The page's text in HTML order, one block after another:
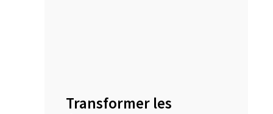
Transformer les